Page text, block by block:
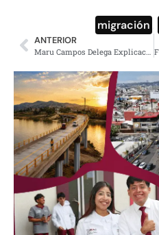
migración
ANTERIOR